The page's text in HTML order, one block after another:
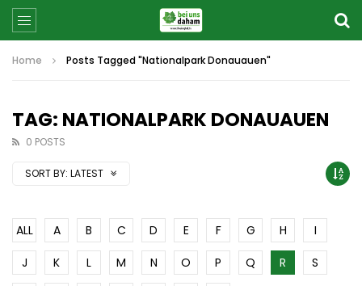
Home Posts Tagged "Nationalpark Donauauen"
TAG: NATIONALPARK DONAUAUEN
0 POSTS
SORT BY: LATEST
ALL A B C D E F G H
I
J
K L M N O P Q R
S